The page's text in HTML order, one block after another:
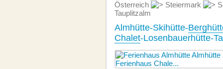
Österreich Steiermark
Tauplitzalm
Almhütte-Skihütte-
Chalet-Losenbauerhütte-